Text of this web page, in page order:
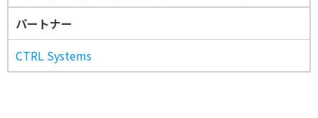
パートナー
CTRL Systems